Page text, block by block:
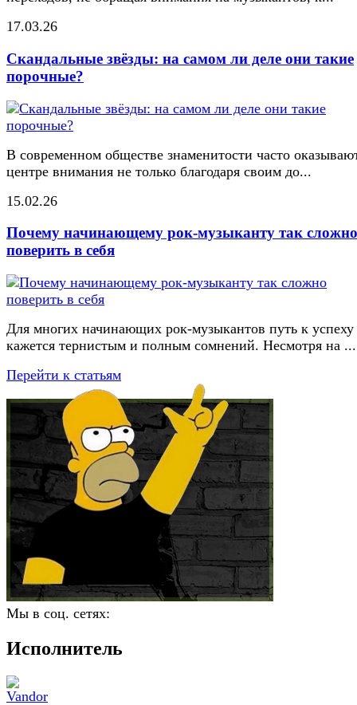
17.03.26
Скандальные звёзды: на самом ли деле они такие
порочные?
В современном обществе знаменитости часто
центре внимания не только благодаря своим до...
15.02.26
Почему начинающему рок-музыканту так сложно
поверить в себя
Для многих начинающих рок-музыкантов путь к успеху
кажется тернистым и полным сомнений. Несмотря на ...
Перейти к статьям
Мы в соц. сетях:
Исполнитель